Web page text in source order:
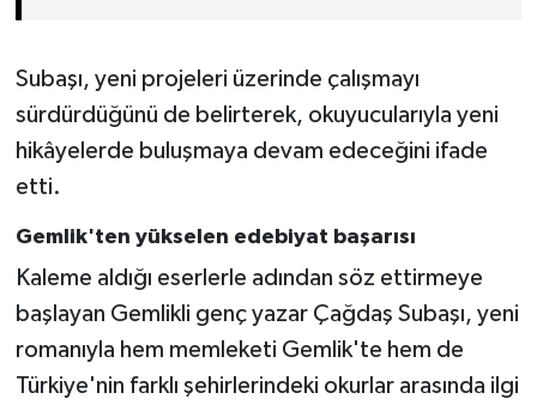
Subaşı, yeni projeleri üzerinde çalışmayı
sürdürdüğünü de belirterek, okuyucularıyla yeni
hikâyelerde buluşmaya devam edeceğini ifade
etti.
Gemlik'ten yükselen edebiyat başarısı
Kaleme aldığı eserlerle adından söz ettirmeye
başlayan Gemlikli genç yazar Çağdaş Subaşı, yeni
romanıyla hem memleketi Gemlik'te hem de
Türkiye'nin farklı şehirlerindeki okurlar arasında ilgi